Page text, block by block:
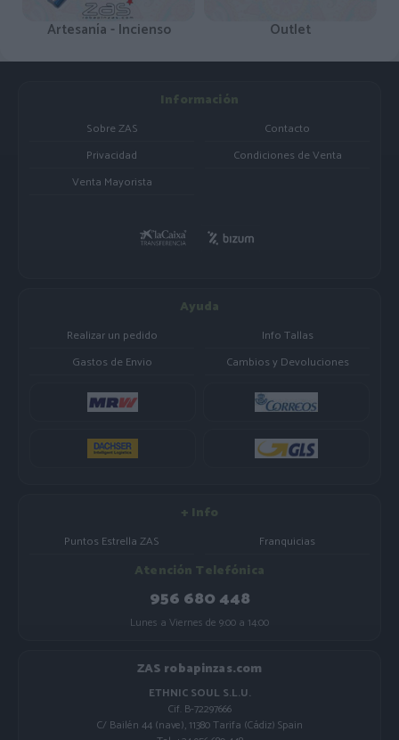
Artesanía - Incienso Outlet
Información
Sobre ZAS
Contacto
Privacidad
Condiciones de Venta
Venta Mayorista
Ayuda
Realizar un pedido
Info Tallas
Gastos de Envio
Cambios y Devoluciones
+ Info
Puntos Estrella ZAS Franquicias
Atención Telefónica
956 680 448
Lunes a Viernes de 9:00 a 14:00
ZAS robapinzas.com
ETHNIC SOUL S.L.U.
Cif. B-72297666
C/ Bailén 44 (nave), 11380 Tarifa (Cádiz) Spain